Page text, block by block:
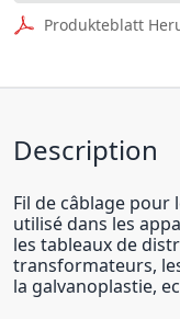
Produkteblatt
Description
Fil de câblage
utilisé dans les
les tableaux de
transformateurs,
la galvanoplastie,